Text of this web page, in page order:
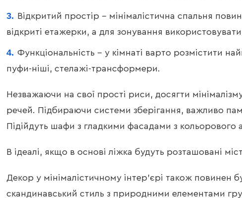
Відкритий простір – мінімалістична спальня
відкриті етажерки, а для зонування
Функціональність – у кімнаті варто розмістити
пуфи-ніші, стелажі-трансформери.
Незважаючи на свої прості риси, досягти
речей. Підбираючи системи зберігання, важливо
Підійдуть шафи з гладкими фасадами з
В ідеалі, якщо в основі ліжка будуть розташовані
Декор у мінімалістичному інтер’єрі також
скандинавський стиль з природними елементами